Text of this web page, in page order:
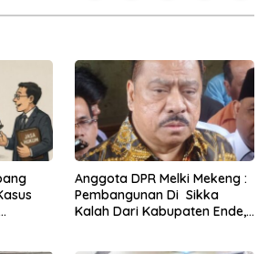
Anggota DPR Melki Mekeng :
Pembangunan Di Sikka
Kalah Dari Kabupaten Ende,